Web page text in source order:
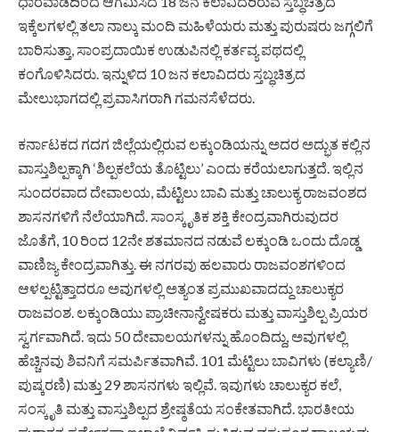
ಇಕ್ಕೆಲಗಳಲ್ಲಿ ತಲಾ ನಾಲ್ಕು ಮಂದಿ ಮಹಿಳೆಯರು ಮತ್ತು ಪುರುಷರು ಜಗ್ಗಲಿಗೆ
ಬಾರಿಸುತ್ತಾ, ಸಾಂಪ್ರದಾಯಿಕ ಉಡುಪಿನಲ್ಲಿ ಕರ್ತವ್ಯ ಪಥದಲ್ಲಿ
ಕಂಗೊಳಿಸಿದರು. ಇನ್ನುಳಿದ 10 ಜನ ಕಲಾವಿದರು ಸ್ತಬ್ಧಚಿತ್ರದ
ಮೇಲುಭಾಗದಲ್ಲಿ ಪ್ರವಾಸಿಗರಾಗಿ ಗಮನಸೆಳೆದರು.
ಕರ್ನಾಟಕದ ಗದಗ ಜಿಲ್ಲೆಯಲ್ಲಿರುವ ಲಕ್ಕುಂಡಿಯನ್ನು ಅದರ ಅದ್ಭುತ ಕಲ್ಲಿನ
ವಾಸ್ತುಶಿಲ್ಪಕ್ಕಾಗಿ ‘ಶಿಲ್ಪಕಲೆಯ ತೊಟ್ಟಿಲು’ ಎಂದು ಕರೆಯಲಾಗುತ್ತದೆ. ಇಲ್ಲಿನ
ಸುಂದರವಾದ ದೇವಾಲಯ, ಮೆಟ್ಟಿಲು ಬಾವಿ ಮತ್ತು ಚಾಲುಕ್ಯ ರಾಜವಂಶದ
ಶಾಸನಗಳಿಗೆ ನೆಲೆಯಾಗಿದೆ. ಸಾಂಸ್ಕೃತಿಕ ಶಕ್ತಿ ಕೇಂದ್ರವಾಗಿರುವುದರ
ಜೊತೆಗೆ, 10 ರಿಂದ 12ನೇ ಶತಮಾನದ ನಡುವೆ ಲಕ್ಕುಂಡಿ ಒಂದು ದೊಡ್ಡ
ವಾಣಿಜ್ಯ ಕೇಂದ್ರವಾಗಿತ್ತು. ಈ ನಗರವು ಹಲವಾರು ರಾಜವಂಶಗಳಿಂದ
ಆಳಲ್ಪಟ್ಟಿತ್ತಾದರೂ ಅವುಗಳಲ್ಲಿ ಅತ್ಯಂತ ಪ್ರಮುಖವಾದದ್ದು ಚಾಲುಕ್ಯರ
ರಾಜವಂಶ. ಲಕ್ಕುಂಡಿಯು ಪ್ರಾಚೀನಾನ್ವೇಷಕರು ಮತ್ತು ವಾಸ್ತುಶಿಲ್ಪ ಪ್ರಿಯರ
ಸ್ವರ್ಗವಾಗಿದೆ. ಇದು 50 ದೇವಾಲಯಗಳನ್ನು ಹೊಂದಿದ್ದು, ಅವುಗಳಲ್ಲಿ
ಹೆಚ್ಚಿನವು ಶಿವನಿಗೆ ಸಮರ್ಪಿತವಾಗಿವೆ. 101 ಮೆಟ್ಟಿಲು ಬಾವಿಗಳು (ಕಲ್ಯಾಣಿ/
ಪುಷ್ಕರಣಿ) ಮತ್ತು 29 ಶಾಸನಗಳು ಇಲ್ಲಿವೆ. ಇವುಗಳು ಚಾಲುಕ್ಯರ ಕಲೆ,
ಸಂಸ್ಕೃತಿ ಮತ್ತು ವಾಸ್ತುಶಿಲ್ಪದ ಶ್ರೇಷ್ಠತೆಯ ಸಂಕೇತವಾಗಿದೆ. ಭಾರತೀಯ